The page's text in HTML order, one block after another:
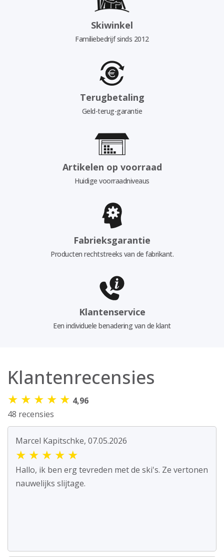
Skiwinkel
Familiebedrijf sinds 2012
Terugbetaling
Geld-terug-garantie
Artikelen op voorraad
Huidige voorraadniveaus
Fabrieksgarantie
Producten rechtstreeks van de fabrikant.
Klantenservice
Een individuele benadering van de klant
Klantenrecensies
★ ★ ★ ★ ★ 4,96
48 recensies
Marcel Kapitschke, 07.05.2026
★ ★ ★ ★ ★
Hallo, ik ben erg tevreden met de ski's. Ze vertonen
nauwelijks slijtage.